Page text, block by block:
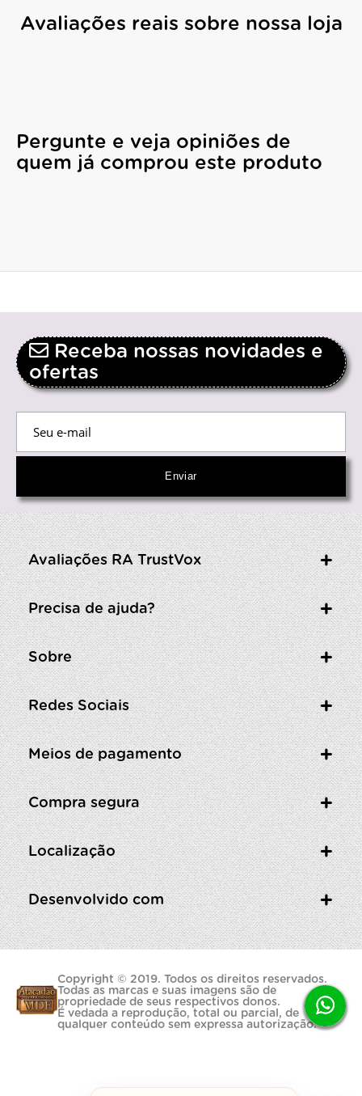
Avaliações reais sobre nossa loja
Pergunte e veja opiniões de
quem já comprou este produto
Receba nossas novidades e
ofertas
Avaliações RA TrustVox
Precisa de ajuda?
Sobre
Redes Sociais
Meios de pagamento
Compra segura
Localização
Desenvolvido com
Copyright © 2019. Todos os direitos reservados.
Todas as marcas e suas imagens são de
propriedade de seus respectivos donos.
É vedada a reprodução, total ou parcial, de
qualquer conteúdo sem expressa autorização.